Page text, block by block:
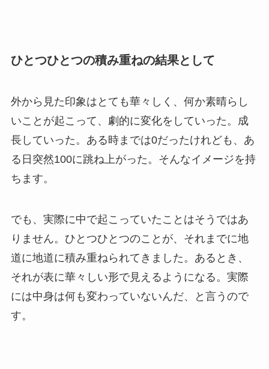
ひとつひとつの積み重ねの結果として
外から見た印象はとても華々しく、何か素晴らし
いことが起こって、劇的に変化をしていった。成
長していった。ある時までは0だったけれども、あ
る日突然100に跳ね上がった。そんなイメージを持
ちます。
でも、実際に中で起こっていたことはそうではあ
りません。ひとつひとつのことが、それまでに地
道に地道に積み重ねられてきました。あるとき、
それが表に華々しい形で見えるようになる。実際
には中身は何も変わっていないんだ、と言うので
す。